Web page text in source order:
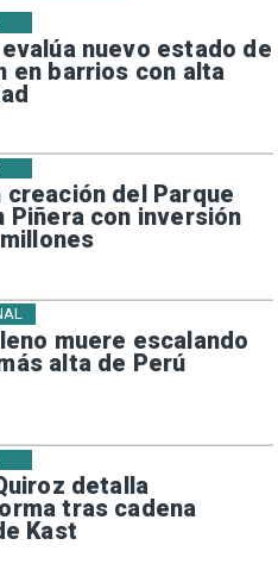
nuevo estado de
en barrios con alta
creación del Parque
Piñera con inversión
muere escalando
alta de Perú
detalla
tras cadena
Kast